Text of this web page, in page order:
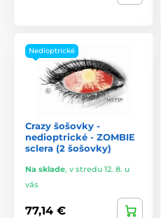
Nedioptrické
Crazy šošovky -
nedioptrické - ZOMBIE
sclera (2 šošovky)
Na sklade, v stredu 12. 8. u
vás
77,14 €